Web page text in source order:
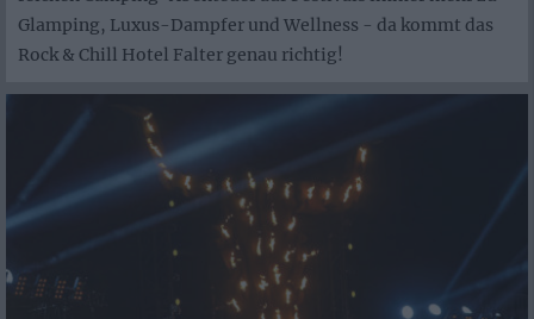
Glamping, Luxus-Dampfer und Wellness - da kommt das
Rock & Chill Hotel Falter genau richtig!